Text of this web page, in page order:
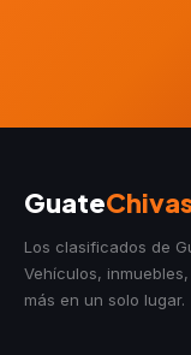
Guate
Los clasificados de
Vehículos,
más en un solo lugar.